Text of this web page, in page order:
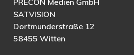
PRECON Medien GmbH
SATVISION
Dortmunderstraße 12
58455 Witten